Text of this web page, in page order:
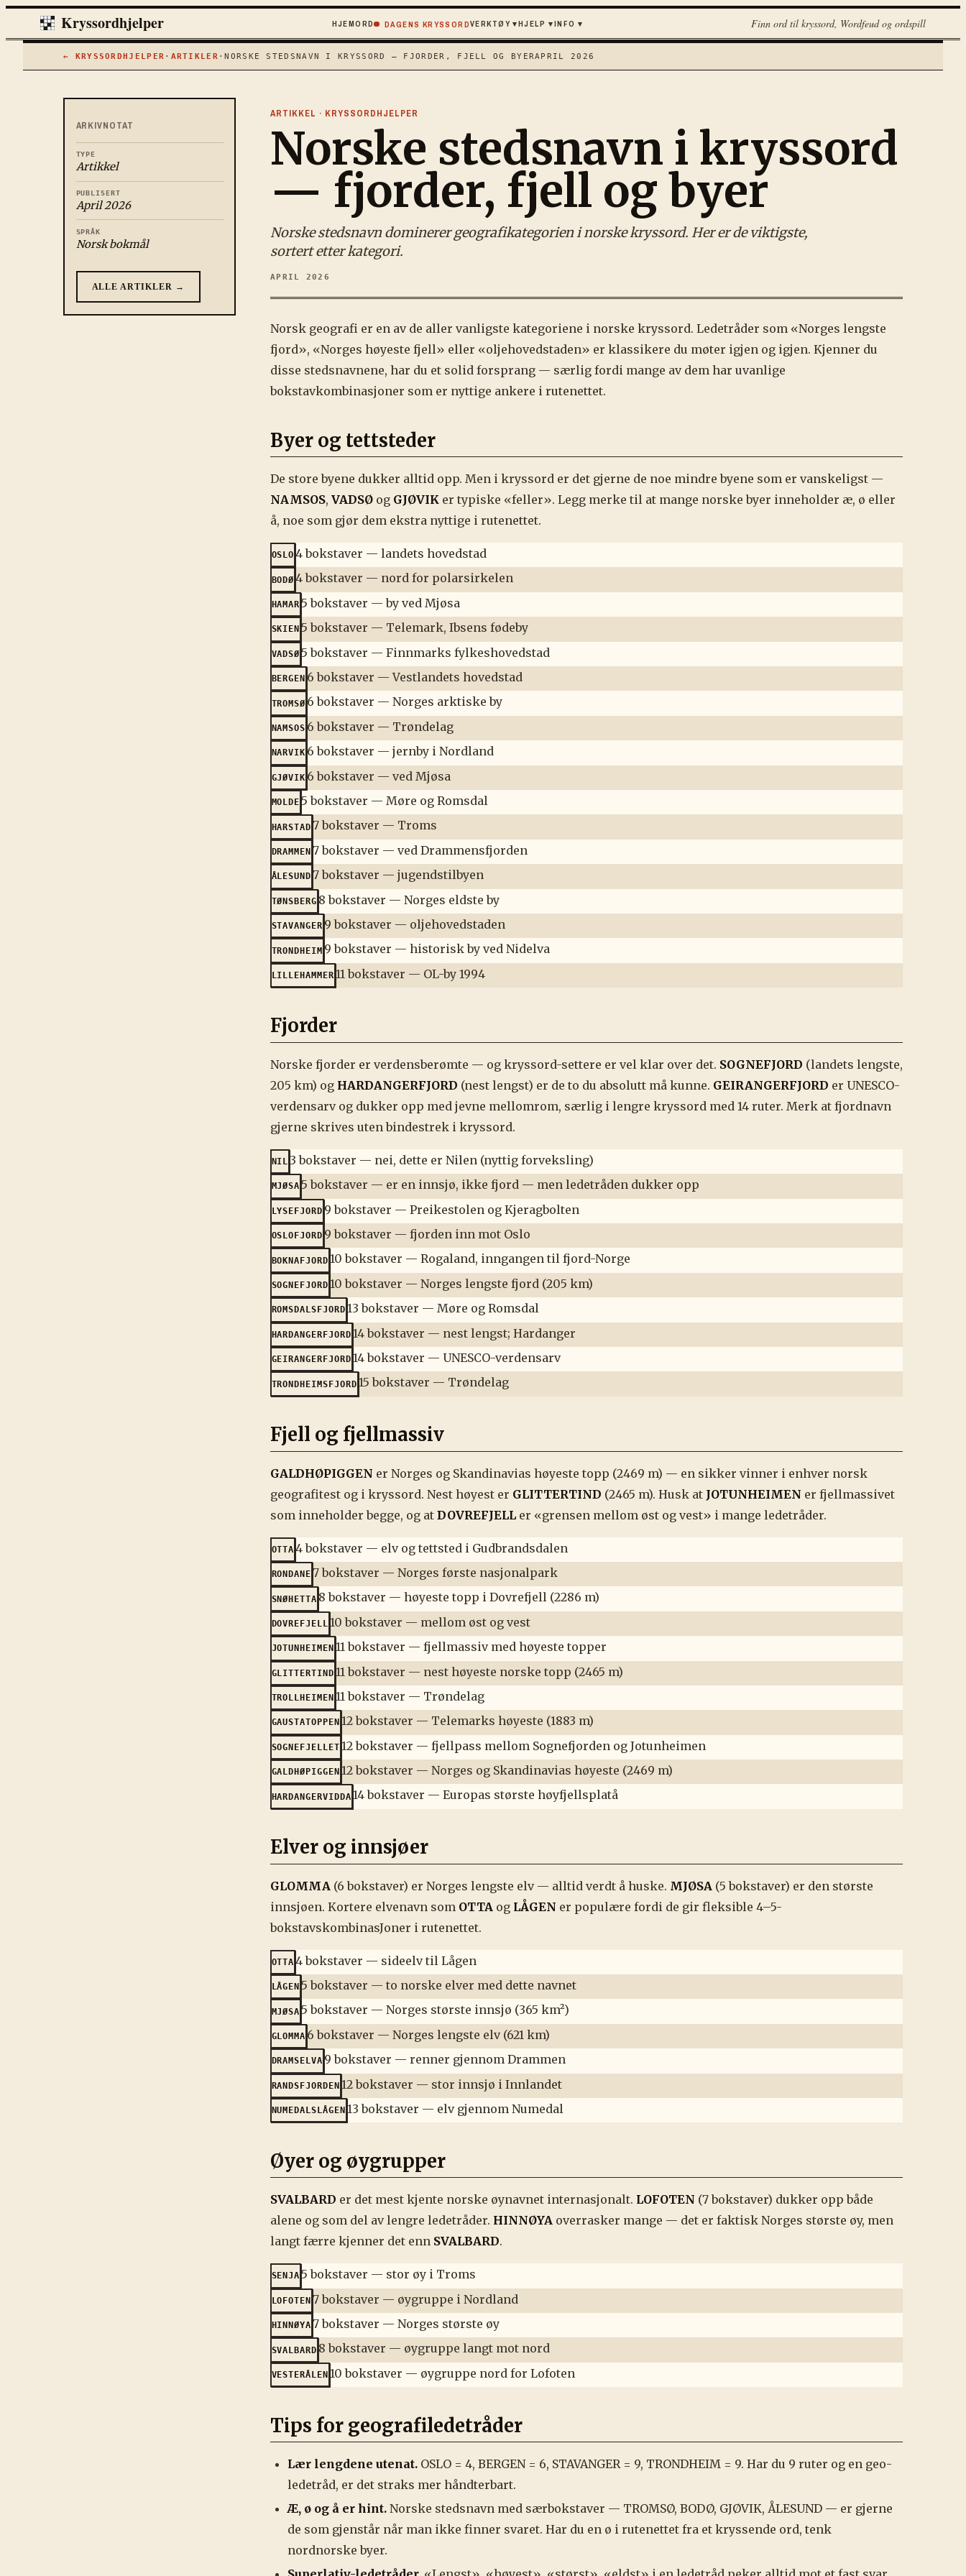
Kryssordhjelper HJEMORD DAGENS KRYSSORDVERKTØY▾HJELP ▾INFO ▾ Finn ord til kryssord, Wordfeud og ordspill
← KRYSSORDHJELPER · ARTIKLER ·NORSKE STEDSNAVN I KRYSSORD — FJORDER, FJELL OG BYERAPRIL 2026
ARKIVNOTAT
TYPE
Artikkel
PUBLISERT
April 2026
SPRÅK
Norsk bokmål
ALLE ARTIKLER →
ARTIKKEL · KRYSSORDHJELPER
Norske stedsnavn i kryssord
— fjorder, fjell og byer
Norske stedsnavn dominerer geografikategorien i norske kryssord. Her er de viktigste,
sortert etter kategori.
APRIL 2026
Norsk geografi er en av de aller vanligste kategoriene i norske kryssord. Ledetråder som «Norges lengste
fjord», «Norges høyeste fjell» eller «oljehovedstaden» er klassikere du møter igjen og igjen. Kjenner du
disse stedsnavnene, har du et solid forsprang — særlig fordi mange av dem har uvanlige
bokstavkombinasjoner som er nyttige ankere i rutenettet.
Byer og tettsteder
De store byene dukker alltid opp. Men i kryssord er det gjerne de noe mindre byene som er vanskeligst —
NAMSOS, VADSØ og GJØVIK er typiske «feller». Legg merke til at mange norske byer inneholder æ, ø eller
å, noe som gjør dem ekstra nyttige i rutenettet.
OSLO 4 bokstaver — landets hovedstad
BODØ 4 bokstaver — nord for polarsirkelen
HAMAR 5 bokstaver — by ved Mjøsa
SKIEN 5 bokstaver — Telemark, Ibsens fødeby
VADSØ 5 bokstaver — Finnmarks fylkeshovedstad
BERGEN 6 bokstaver — Vestlandets hovedstad
TROMSØ 6 bokstaver — Norges arktiske by
NAMSOS 6 bokstaver — Trøndelag
NARVIK 6 bokstaver — jernby i Nordland
GJØVIK 6 bokstaver — ved Mjøsa
MOLDE 5 bokstaver — Møre og Romsdal
HARSTAD 7 bokstaver — Troms
DRAMMEN 7 bokstaver — ved Drammensfjorden
ÅLESUND 7 bokstaver — jugendstilbyen
TØNSBERG 8 bokstaver — Norges eldste by
STAVANGER 9 bokstaver — oljehovedstaden
TRONDHEIM 9 bokstaver — historisk by ved Nidelva
LILLEHAMMER 11 bokstaver — OL-by 1994
Fjorder
Norske fjorder er verdensberømte — og kryssord-settere er vel klar over det. SOGNEFJORD (landets lengste,
205 km) og HARDANGERFJORD (nest lengst) er de to du absolutt må kunne. GEIRANGERFJORD er UNESCO-
verdensarv og dukker opp med jevne mellomrom, særlig i lengre kryssord med 14 ruter. Merk at fjordnavn
gjerne skrives uten bindestrek i kryssord.
NIL 3 bokstaver — nei, dette er Nilen (nyttig forveksling)
MJØSA 5 bokstaver — er en innsjø, ikke fjord — men ledetråden dukker opp
LYSEFJORD 9 bokstaver — Preikestolen og Kjeragbolten
OSLOFJORD 9 bokstaver — fjorden inn mot Oslo
BOKNAFJORD 10 bokstaver — Rogaland, inngangen til fjord-Norge
SOGNEFJORD 10 bokstaver — Norges lengste fjord (205 km)
ROMSDALSFJORD 13 bokstaver — Møre og Romsdal
HARDANGERFJORD 14 bokstaver — nest lengst; Hardanger
GEIRANGERFJORD 14 bokstaver — UNESCO-verdensarv
TRONDHEIMSFJORD 15 bokstaver — Trøndelag
Fjell og fjellmassiv
GALDHØPIGGEN er Norges og Skandinavias høyeste topp (2469 m) — en sikker vinner i enhver norsk
geografitest og i kryssord. Nest høyest er GLITTERTIND (2465 m). Husk at JOTUNHEIMEN er fjellmassivet
som inneholder begge, og at DOVREFJELL er «grensen mellom øst og vest» i mange ledetråder.
OTTA 4 bokstaver — elv og tettsted i Gudbrandsdalen
RONDANE 7 bokstaver — Norges første nasjonalpark
SNØHETTA 8 bokstaver — høyeste topp i Dovrefjell (2286 m)
DOVREFJELL 10 bokstaver — mellom øst og vest
JOTUNHEIMEN 11 bokstaver — fjellmassiv med høyeste topper
GLITTERTIND 11 bokstaver — nest høyeste norske topp (2465 m)
TROLLHEIMEN 11 bokstaver — Trøndelag
GAUSTATOPPEN 12 bokstaver — Telemarks høyeste (1883 m)
SOGNEFJELLET 12 bokstaver — fjellpass mellom Sognefjorden og Jotunheimen
GALDHØPIGGEN 12 bokstaver — Norges og Skandinavias høyeste (2469 m)
HARDANGERVIDDA 14 bokstaver — Europas største høyfjellsplatå
Elver og innsjøer
GLOMMA (6 bokstaver) er Norges lengste elv — alltid verdt å huske. MJØSA (5 bokstaver) er den største
innsjøen. Kortere elvenavn som OTTA og LÅGEN er populære fordi de gir fleksible 4–5-
bokstavskombinasJoner i rutenettet.
OTTA 4 bokstaver — sideelv til Lågen
LÅGEN 5 bokstaver — to norske elver med dette navnet
MJØSA 5 bokstaver — Norges største innsjø (365 km²)
GLOMMA 6 bokstaver — Norges lengste elv (621 km)
DRAMSELVA 9 bokstaver — renner gjennom Drammen
RANDSFJORDEN 12 bokstaver — stor innsjø i Innlandet
NUMEDALSLÅGEN 13 bokstaver — elv gjennom Numedal
Øyer og øygrupper
SVALBARD er det mest kjente norske øynavnet internasjonalt. LOFOTEN (7 bokstaver) dukker opp både
alene og som del av lengre ledetråder. HINNØYA overrasker mange — det er faktisk Norges største øy, men
langt færre kjenner det enn SVALBARD.
SENJA 5 bokstaver — stor øy i Troms
LOFOTEN 7 bokstaver — øygruppe i Nordland
HINNØYA 7 bokstaver — Norges største øy
SVALBARD 8 bokstaver — øygruppe langt mot nord
VESTERÅLEN 10 bokstaver — øygruppe nord for Lofoten
Tips for geografiledetråder
Lær lengdene utenat. OSLO = 4, BERGEN = 6, STAVANGER = 9, TRONDHEIM = 9. Har du 9 ruter og en geo-
ledetråd, er det straks mer håndterbart.
Æ, ø og å er hint. Norske stedsnavn med særbokstaver — TROMSØ, BODØ, GJØVIK, ÅLESUND — er gjerne
de som gjenstår når man ikke finner svaret. Har du en ø i rutenettet fra et kryssende ord, tenk
nordnorske byer.